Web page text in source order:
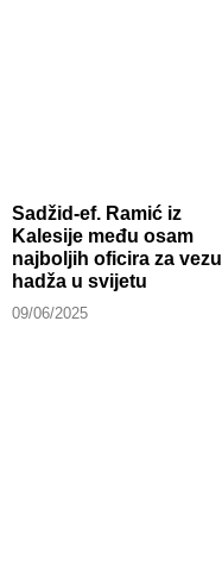
Sadžid-ef. Ramić iz
Kalesije među osam
najboljih oficira za vezu
hadža u svijetu
09/06/2025